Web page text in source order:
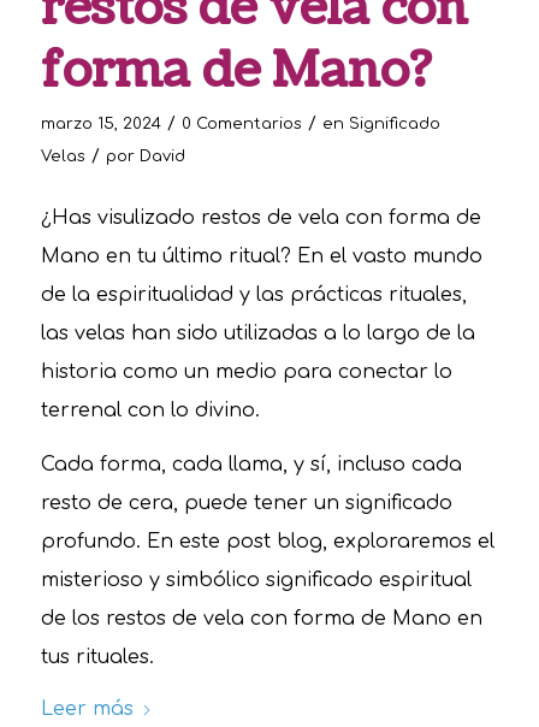
forma de Mano?
marzo 15, 2024 / 0 Comentarios / en Significado
Velas / por David
¿Has visulizado restos de vela con forma de
Mano en tu último ritual? En el vasto mundo
de la espiritualidad y las prácticas rituales,
las velas han sido utilizadas a lo largo de la
historia como un medio para conectar lo
terrenal con lo divino.
Cada forma, cada llama, y sí, incluso cada
resto de cera, puede tener un significado
profundo. En este post blog, exploraremos el
misterioso y simbólico significado espiritual
de los restos de vela con forma de Mano en
tus rituales.
Leer más